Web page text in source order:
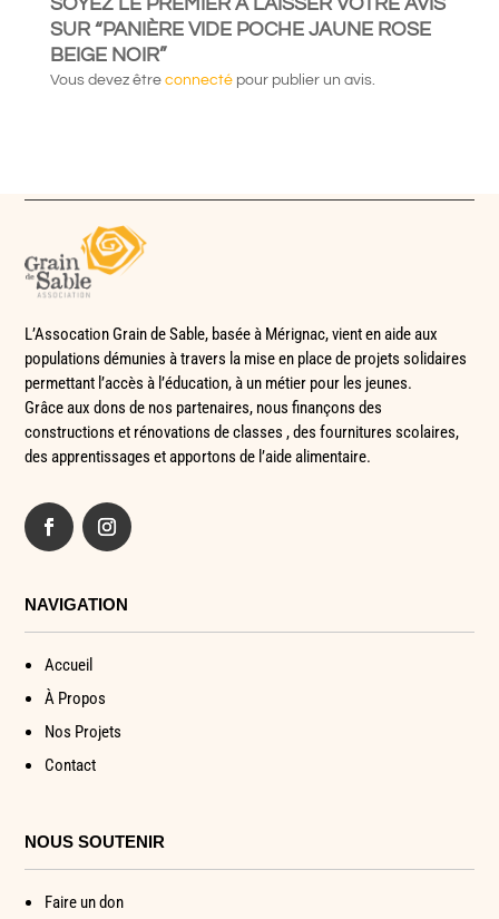
SUR “PANIÈRE VIDE POCHE JAUNE ROSE
BEIGE NOIR”
Vous devez être connectépour publier un avis.
L’Assocation Grain de Sable, basée à Mérignac, vient en aide aux
populations démunies à travers la mise en place de projets solidaires
permettant l’accès à l’éducation, à un métier pour les jeunes.
Grâce aux dons de nos partenaires, nous finançons des
constructions et rénovations de classes , des fournitures scolaires,
des apprentissages et apportons de l’aide alimentaire.
NAVIGATION
Accueil
À Propos
Nos Projets
Contact
NOUS SOUTENIR
Faire un don